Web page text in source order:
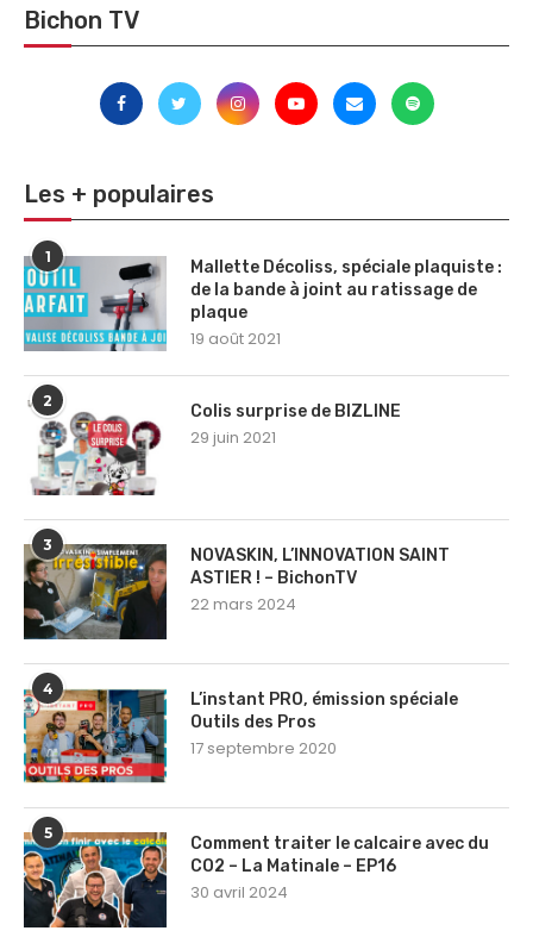
Bichon TV
Les + populaires
1
Mallette Décoliss, spéciale plaquiste :
de la bande à joint au ratissage de
plaque
19 août 2021
2
Colis surprise de BIZLINE
29 juin 2021
3
NOVASKIN, L’INNOVATION SAINT
ASTIER ! – BichonTV
22 mars 2024
4
L’instant PRO, émission spéciale
Outils des Pros
17 septembre 2020
5
Comment traiter le calcaire avec du
CO2 – La Matinale – EP16
30 avril 2024